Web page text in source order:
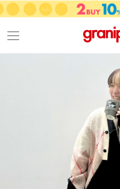
カテゴリーから探す
KIDS
カテゴリ
サイズ